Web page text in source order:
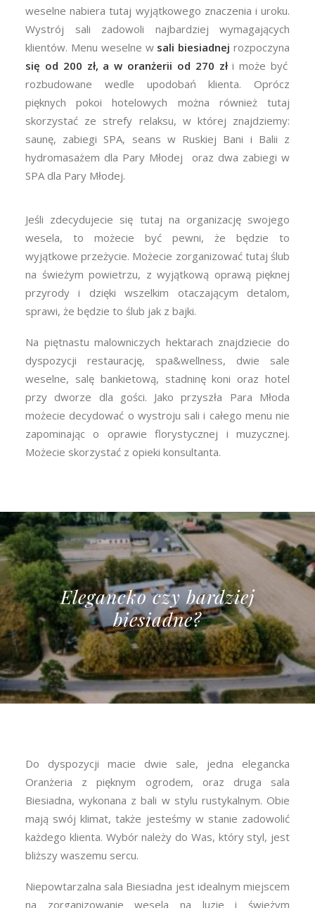
weselne nabiera tutaj wyjątkowego znaczenia i uroku.
Wystrój sali zadowoli najbardziej wymagających
klientów. Menu weselne wsali biesiadnej rozpoczyna
się od 200 zł, a w oranżerii od 270 złi może być
rozbudowane wedle upodobań klienta. Oprócz
pięknych pokoi hotelowych można również tutaj
skorzystać ze strefy relaksu, w której znajdziemy:
saunę, zabiegi SPA, seans w Ruskiej Bani i Balii z
hydromasażem dla Pary Młodej oraz dwa zabiegi w
SPA dla Pary Młodej.
Jeśli zdecydujecie się tutaj na organizację swojego
wesela, to możecie być pewni, że będzie to
wyjątkowe przeżycie. Możecie zorganizować tutaj ślub
na świeżym powietrzu, z wyjątkową oprawą pięknej
przyrody i dzięki wszelkim otaczającym detalom,
sprawi, że będzie to ślub jak z bajki.
Na piętnastu malowniczych hektarach znajdziecie do
dyspozycji restaurację, spa&wellness, dwie sale
weselne, salę bankietową, stadninę koni oraz hotel
przy dworze dla gości. Jako przyszła Para Młoda
możecie decydować o wystroju sali i całego menu nie
zapominając o oprawie florystycznej i muzycznej.
Możecie skorzystać z opieki konsultanta.
Elegancko czy bardziej
biesiadne?
Do dyspozycji macie dwie sale, jedna elegancka
Oranżeria z pięknym ogrodem, oraz druga sala
Biesiadna, wykonana z bali w stylu rustykalnym. Obie
mają swój klimat, także jesteśmy w stanie zadowolić
każdego klienta. Wybór należy do Was, który styl, jest
bliższy waszemu sercu.
Niepowtarzalna sala Biesiadna jest idealnym miejscem
na zorganizowanie wesela na luzie i świeżym